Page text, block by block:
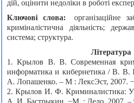
дій, оцінити недоліки в роботі
Ключові слова:
організаційне
криміналістична діяльність;
система; структура.
Література
1. Крылов В. В. Современная
информатика и кибернетика / В. В.
A. Лопашенко. – М : ЛексЭст, 2007.
2. Крылов И. Ф. Криминалистика: